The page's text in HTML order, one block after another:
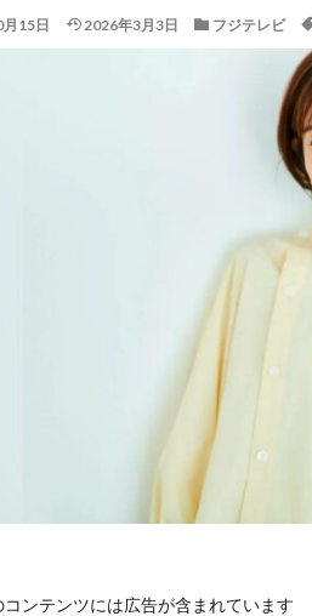
15日 2026年3月3日 フジテレビ
コンテンツには広告が含まれています